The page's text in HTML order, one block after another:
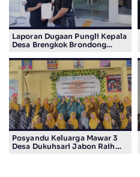
Laporan Dugaan Pungli Kepala
Desa Brengkok Brondong
Lamongan
Posyandu Keluarga Mawar 3
Desa Dukuhsari Jabon Raih